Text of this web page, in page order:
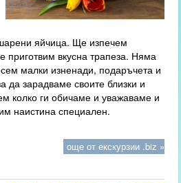
яйчица. Ще изпечем
приготвим вкусна трапеза. Няма
малки изненади, подаръчета и
да зарадваме своите близки и
колко ги обичаме и уважаваме и
наистина специален.
още от екскурзии .biz »